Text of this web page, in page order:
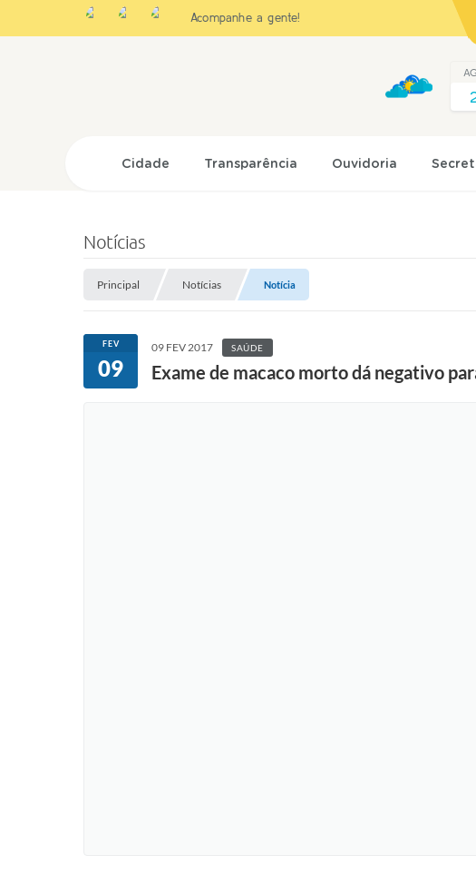
Acompanhe a gente!
Cidade Transparência Ouvidoria
Notícias
Principal Notícias Notícia
FEV
09
09 FEV 2017 SAÚDE
Exame de macaco morto dá negativo